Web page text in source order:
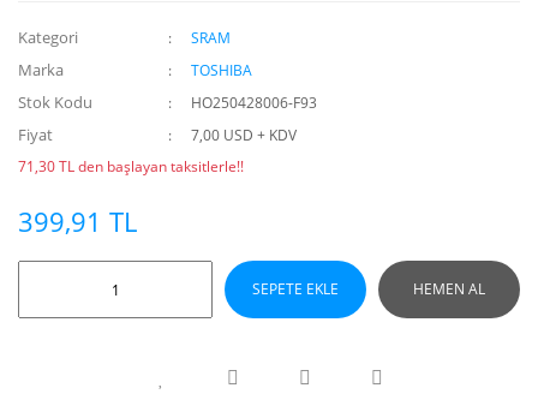
Kategori SRAM
Marka TOSHIBA
Stok Kodu HO250428006-F93
Fiyat
7,00 USD + KDV
71,30 TL den başlayan taksitlerle!!
399,91 TL
SEPETE EKLE HEMEN AL